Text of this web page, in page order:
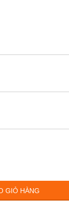
GIỎ HÀNG